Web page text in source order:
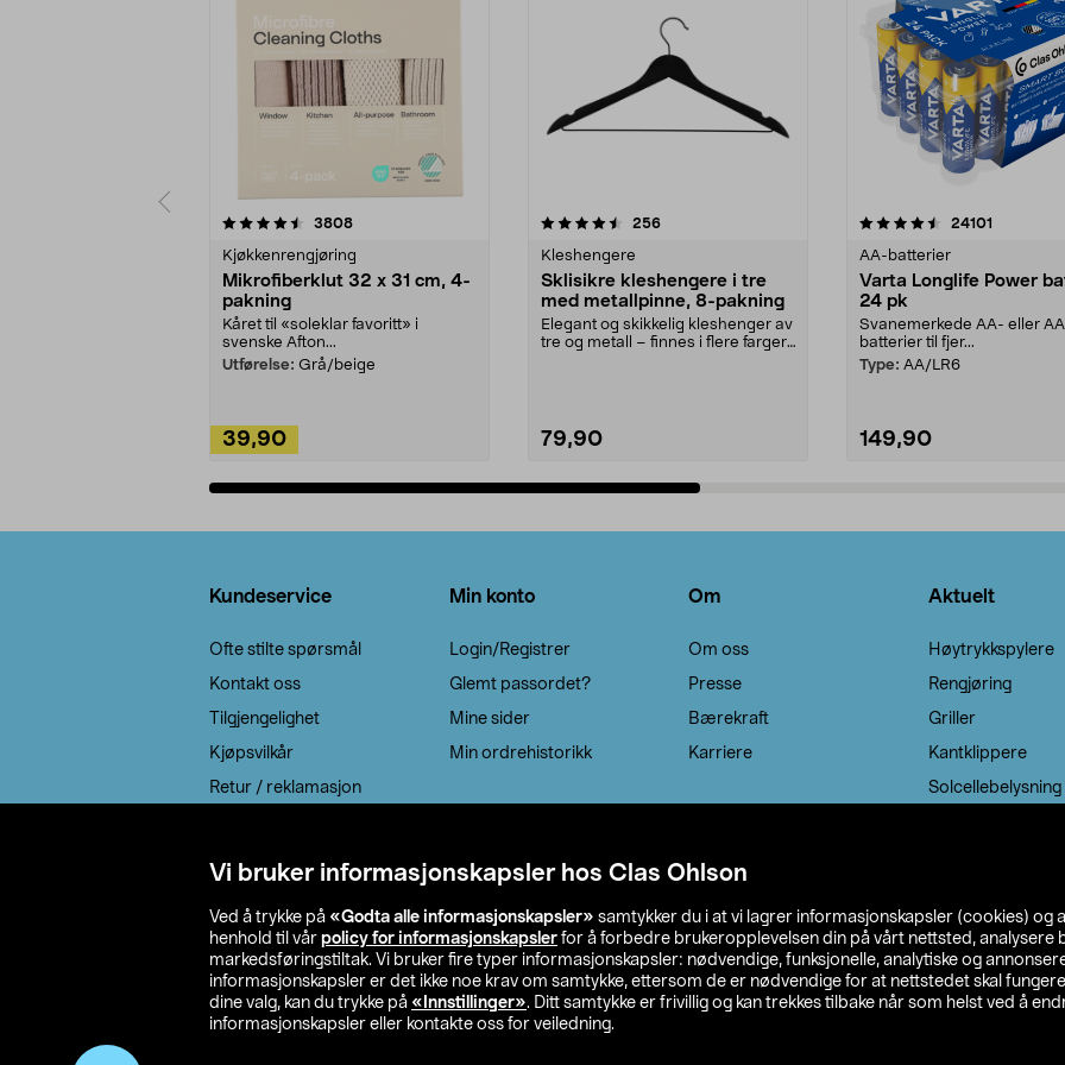
Vi bruker informasjonskapsler hos Clas Ohlson
Ved å trykke på «Godta alle informasjonskapsler» samtykker du i at vi lagrer informasjonskapsler (cookies) og
henhold til vår policy for informasjonskapsler for å forbedre brukeropplevelsen din på vårt nettsted, analysere
markedsføringstiltak. Vi bruker fire typer informasjonskapsler: nødvendige, funksjonelle, analytiske og
informasjonskapsler er det ikke noe krav om samtykke, ettersom de er nødvendige for at nettstedet skal
dine valg, kan du trykke på «Innstillinger». Ditt samtykke er frivillig og kan trekkes tilbake når som helst ved å
informasjonskapsler eller kontakte oss for veiledning.
3808anmeldelser
Kjøkkenrengjøring
Mikrofiberklut 32 x 31 cm, 4-
pakning
Kåret til «soleklar favoritt» i
svenske Afton...
Utførelse: Grå/beige
39,90
4.5av 5 stjerner 256anmeldelser
Kleshengere
Sklisikre kleshengere i tre
med metallpinne, 8-pakning
Elegant og skikkelig kleshenger av
tre og metall – finnes i flere farger.
79,90
4.5av 5 stjerner 24101
AA-batterier
Varta Longlife Power
24 pk
Svanemerkede AA- eller
batterier til fjer...
Type: AA/LR6
149,90
4.5av 5 stjerner
Kundeservice
Ofte stilte spørsmål
Kontakt oss
Tilgjengelighet
Kjøpsvilkår
Retur / reklamasjon
Min konto
Login/Registrer
Glemt passordet?
Mine sider
Min ordrehistorikk
Om
Om oss
Presse
Bærekraft
Karriere
Aktuelt
Høytrykkspylere
Rengjøring
Griller
Kantklippere
Solcellebelysning